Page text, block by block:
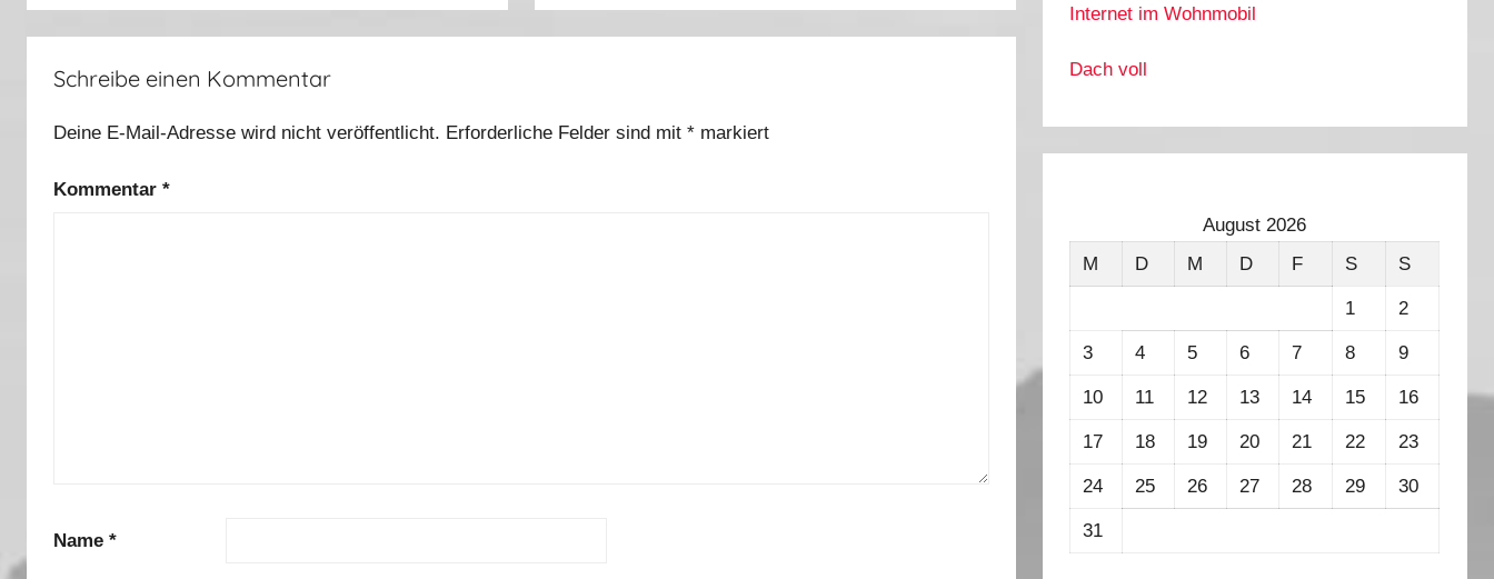
t
Schreibe einen Kommentar
Deine E-Mail-Adresse wird nicht veröffentlicht. Erforderliche Felder sind mit * markiert
Kommentar *
Name *
Internet im Wohnmobil
Dach voll
August 2026
M
D M D F S S
1 2
3 4 5 6 7 8 9
10 11 12 13 14 15 16
17 18 19 20 21 22 23
24 25 26 27 28 29 30
31